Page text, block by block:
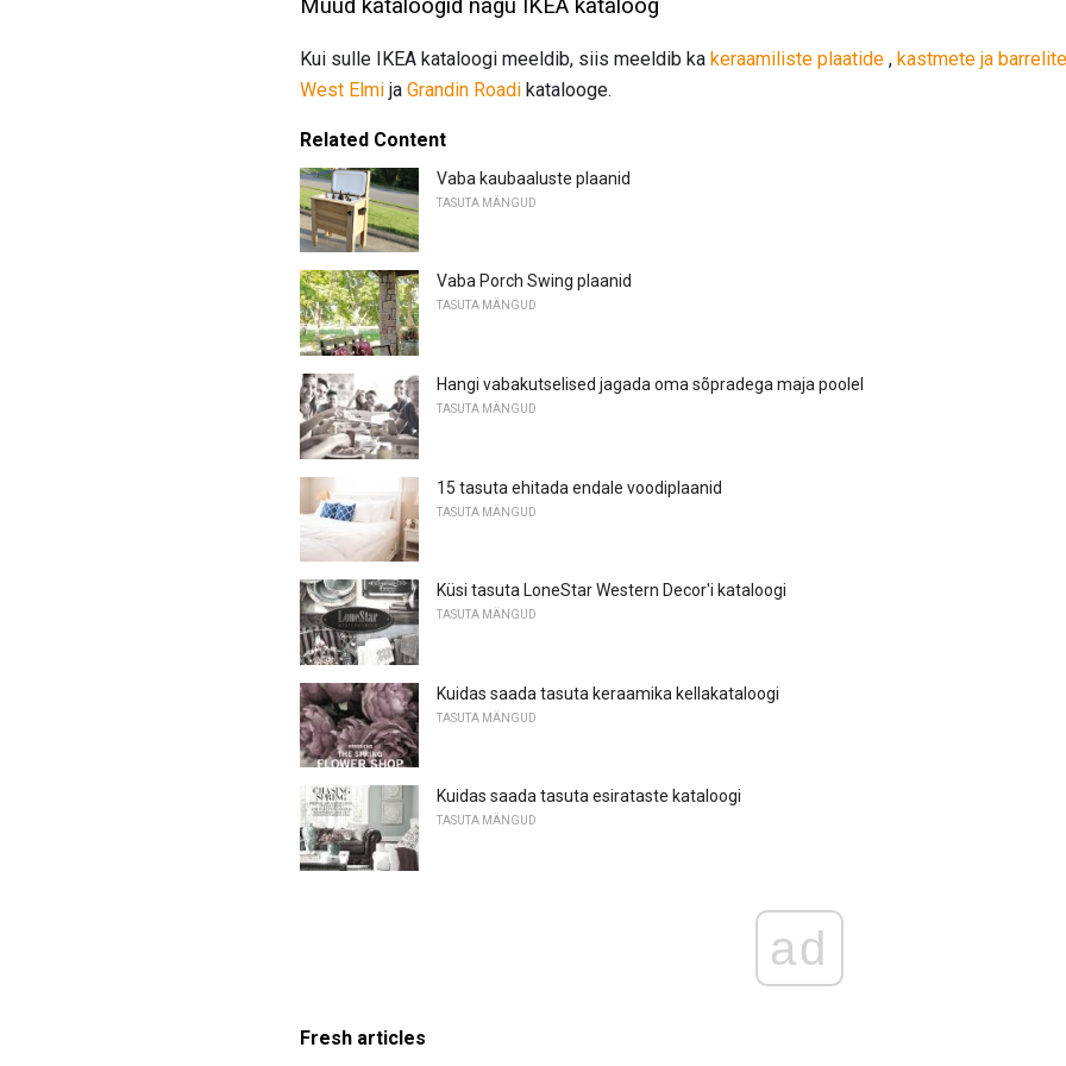
Muud kataloogid nagu IKEA kataloog
Kui sulle IKEA kataloogi meeldib, siis meeldib ka keraamiliste plaatide , kastmete ja barrelite
West Elmi ja Grandin Roadi katalooge.
Related Content
Vaba kaubaaluste plaanid
TASUTA MÄNGUD
Vaba Porch Swing plaanid
TASUTA MÄNGUD
Hangi vabakutselised jagada oma sõpradega maja poolel
TASUTA MÄNGUD
15 tasuta ehitada endale voodiplaanid
TASUTA MÄNGUD
Küsi tasuta LoneStar Western Decor'i kataloogi
TASUTA MÄNGUD
Kuidas saada tasuta keraamika kellakataloogi
TASUTA MÄNGUD
Kuidas saada tasuta esirataste kataloogi
TASUTA MÄNGUD
ad
Fresh articles